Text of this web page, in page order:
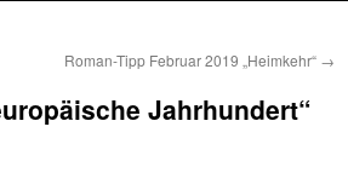
Roman-Tipp Februar 2019 „Heimkehr“ →
Jahrhundert“